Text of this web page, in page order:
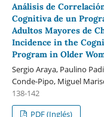
Análisis de
Cognitiva de un
Adultos Mayores de
Incidence in the
Program in Older
Sergio Araya, Paulino
Conde-Pipo, Miguel
138-142
PDF (Inglés)